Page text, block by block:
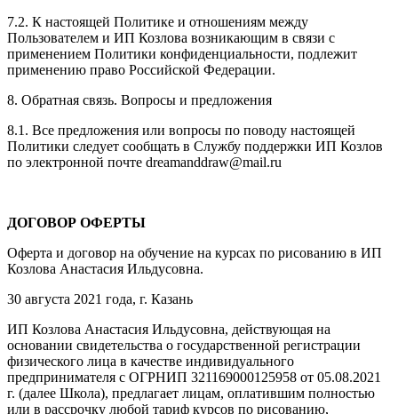
7.2. К настоящей Политике и отношениям между
Пользователем и ИП Козлова возникающим в связи с
применением Политики конфиденциальности, подлежит
применению право Российской Федерации.
8. Обратная связь. Вопросы и предложения
8.1. Все предложения или вопросы по поводу настоящей
Политики следует сообщать в Службу поддержки ИП Козлов
по электронной почте dreamanddraw@mail.ru
ДОГОВОР ОФЕРТЫ
Оферта и договор на обучение на курсах по рисованию в ИП
Козлова Анастасия Ильдусовна.
30 августа 2021 года, г. Казань
ИП Козлова Анастасия Ильдусовна, действующая на
основании свидетельства о государственной регистрации
физического лица в качестве индивидуального
предпринимателя с ОГРНИП 321169000125958 от 05.08.2021
г. (далее Школа), предлагает лицам, оплатившим полностью
или в рассрочку любой тариф курсов по рисованию,